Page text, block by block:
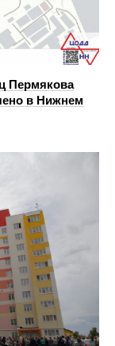
Пермякова
в Нижнем